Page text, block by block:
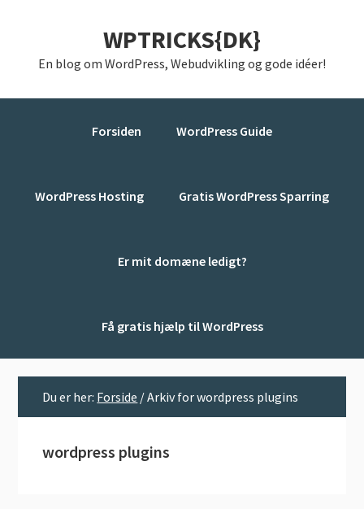
indhold
WPTRICKS{DK}
En blog om WordPress, Webudvikling og gode idéer!
Forsiden WordPress Guide
WordPress Hosting Gratis WordPress Sparring
Er mit domæne ledigt?
Få gratis hjælp til WordPress
Du er her: Forside /Arkiv for wordpress plugins
wordpress plugins